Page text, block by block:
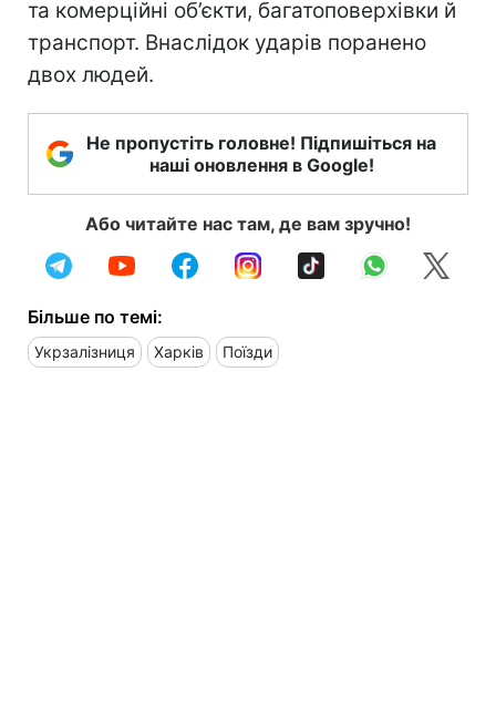
та комерційні об’єкти, багатоповерхівки й
транспорт. Внаслідок ударів поранено
двох людей.
Не пропустіть головне! Підпишіться на
наші оновлення в Google!
Або читайте нас там, де вам зручно!
Більше по темі:
Укрзалізниця Харків Поїзди